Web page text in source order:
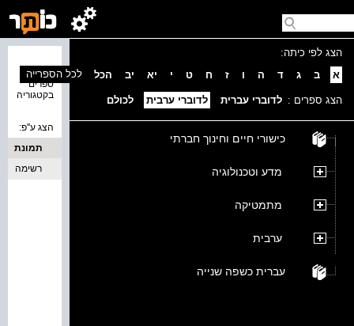
הצג לפי כיתה:
א
ב ג ד ה ו ז ח ט י יא יב הכל
הצג ספרים : לדוברי עברית לדוברי ערבית לכולם
כישורי חיים וחינוך חברתי
מדע וטכנולוגיה
מתמטיקה
ערבית
עברית כשפה שנייה
ספרים
בקטגוריה
לכל הספרייה
הצג ע''פ:
תמונת
כריכה
רשימה